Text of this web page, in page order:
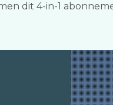
dit 4-in-1